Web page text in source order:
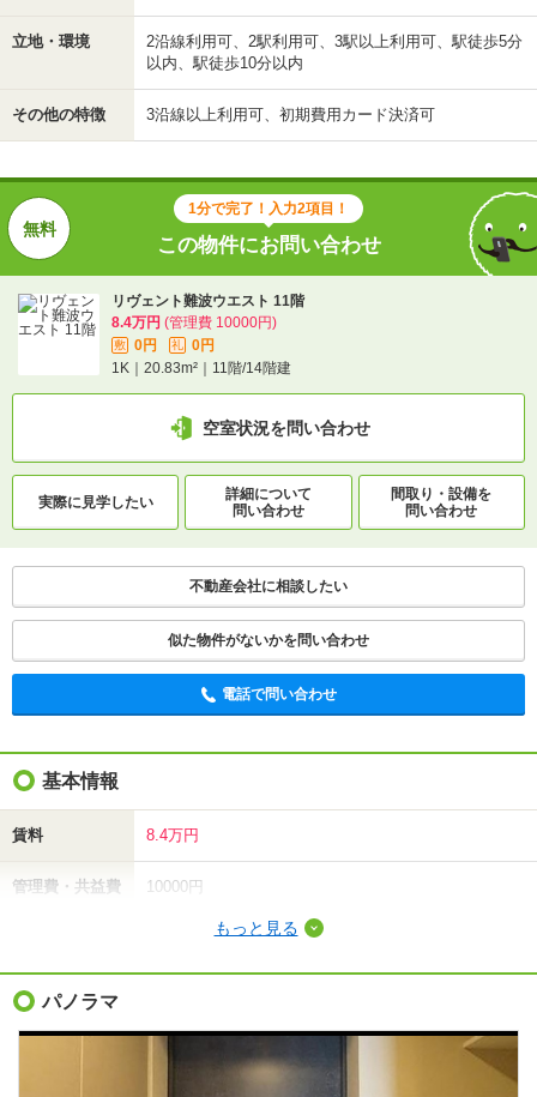
立地・環境
2沿線利用可、2駅利用可、3駅以上利用可、駅徒歩5分
以内、駅徒歩10分以内
その他の特徴 3沿線以上利用可、初期費用カード決済可
1分で完了！入力2項目！
この物件にお問い合わせ
リヴェント難波ウエスト 11階
8.4万円 (管理費 10000円)
敷 0円 礼
0円
1K｜20.83m²｜11階/14階建
空室状況を問い合わせ
実際に見学したい
詳細について
問い合わせ
間取り・設備を
問い合わせ
不動産会社に相談したい
似た物件がないかを問い合わせ
電話で問い合わせ
基本情報
賃料 8.4万円
管理費・共益費 10000円
礼金（敷引・償
却金）
もっと見る
パノラマ